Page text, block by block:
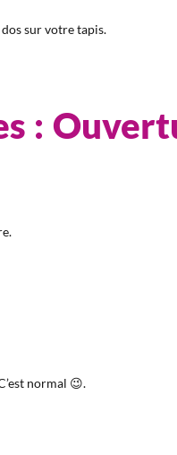
sur votre tapis.
:
normal 😉.